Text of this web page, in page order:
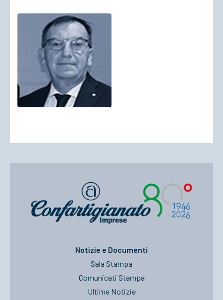
Notizie e Documenti
Sala Stampa
Comunicati Stampa
Ultime Notizie